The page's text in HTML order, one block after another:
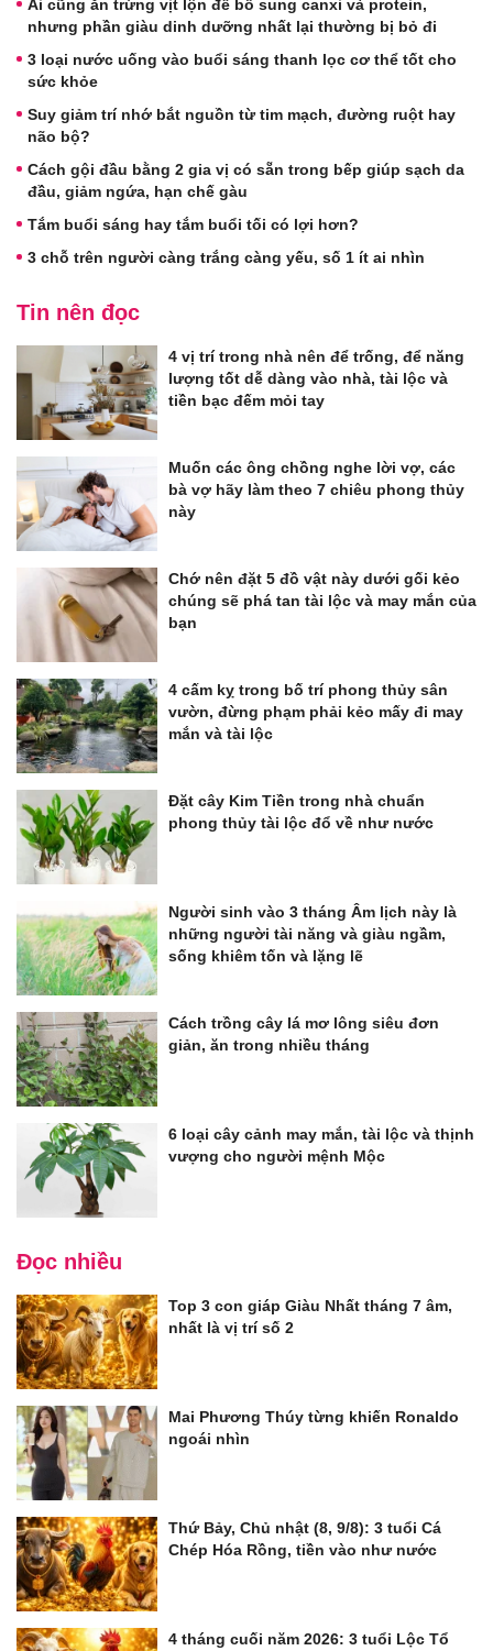
Ai cũng ăn trứng vịt lộn để bổ sung canxi và protein,
nhưng phần giàu dinh dưỡng nhất lại thường bị bỏ đi
3 loại nước uống vào buổi sáng thanh lọc cơ thể tốt cho
sức khỏe
Suy giảm trí nhớ bắt nguồn từ tim mạch, đường ruột hay
não bộ?
Cách gội đầu bằng 2 gia vị có sẵn trong bếp giúp sạch da
đầu, giảm ngứa, hạn chế gàu
Tắm buổi sáng hay tắm buổi tối có lợi hơn?
3 chỗ trên người càng trắng càng yếu, số 1 ít ai nhìn
Tin nên đọc
4 vị trí trong nhà nên để trống, để năng
lượng tốt dễ dàng vào nhà, tài lộc và
tiền bạc đếm mỏi tay
Muốn các ông chồng nghe lời vợ, các
bà vợ hãy làm theo 7 chiêu phong thủy
này
Chớ nên đặt 5 đồ vật này dưới gối kẻo
chúng sẽ phá tan tài lộc và may mắn của
bạn
4 cấm kỵ trong bố trí phong thủy sân
vườn, đừng phạm phải kẻo mấy đi may
mắn và tài lộc
Đặt cây Kim Tiền trong nhà chuẩn
phong thủy tài lộc đổ về như nước
Người sinh vào 3 tháng Âm lịch này là
những người tài năng và giàu ngầm,
sống khiêm tốn và lặng lẽ
Cách trồng cây lá mơ lông siêu đơn
giản, ăn trong nhiều tháng
6 loại cây cảnh may mắn, tài lộc và thịnh
vượng cho người mệnh Mộc
Đọc nhiều
Top 3 con giáp Giàu Nhất tháng 7 âm,
nhất là vị trí số 2
Mai Phương Thúy từng khiến Ronaldo
ngoái nhìn
Thứ Bảy, Chủ nhật (8, 9/8): 3 tuổi Cá
Chép Hóa Rồng, tiền vào như nước
4 tháng cuối năm 2026: 3 tuổi Lộc Tổ